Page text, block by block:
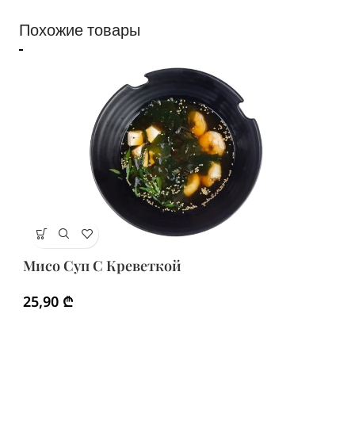
Похожие товары
Мисо Суп С Креветкой
25,90 ₾